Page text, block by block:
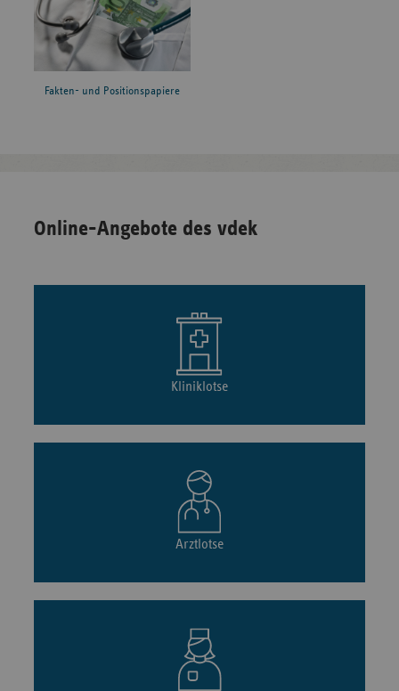
Fakten- und Positionspapiere
Online-Angebote des vdek
Kliniklotse
Arztlotse